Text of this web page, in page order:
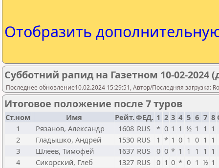
Отобразить
Субботний рапид на Газетном 10-02-2024
Последнее обновление10.02.2024 15:29:51, Автор/Последняя загрузка:
Итоговое положение после 7 туров
Ст.ном Имя Рейт.ФЕД. 1 2 3 4 5 6 7 8
1
Рязанов, Александр 1608 RUS * 0 1 1 ½ 1 1 1
2
Гладышко, Андрей 1530 RUS 1 * 1 0 1 0 1 1
3
Шлеев, Тимофей 1637 RUS 0 0 * 1 1 1 1 1
4
Сикорский, Глеб 1327 RUS 0 1 0 * 0 1 ½ 1